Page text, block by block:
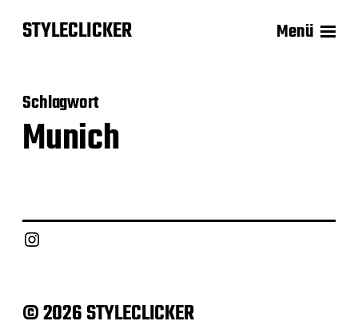
STYLECLICKER Menü
Schlagwort
Munich
Instagram
© 2026 STYLECLICKER